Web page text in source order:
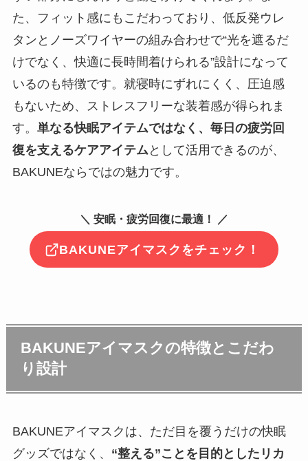
た、フィット感にもこだわっており、低反発ウレ
タンとノーズワイヤーの組み合わせで“光を遮るだ
けでなく、快適に長時間着けられる”設計になって
いるのも特徴です。就寝時にずれにくく、圧迫感
もないため、ストレスフリーな装着感が得られま
す。 単なる快眠アイテムではなく、毎日の疲労回
復を支えるケアアイテム として活用できるのが、
BAKUNEならではの魅力です。
＼ 安眠・疲労回復に最適！ ／
BAKUNEアイマスクをチェック！
BAKUNEアイマスクの特徴とこだわ
り設計
BAKUNEアイマスクは、ただ目を覆うだけの快眠
グッズではなく、 “整える”ことを目的としたリカ